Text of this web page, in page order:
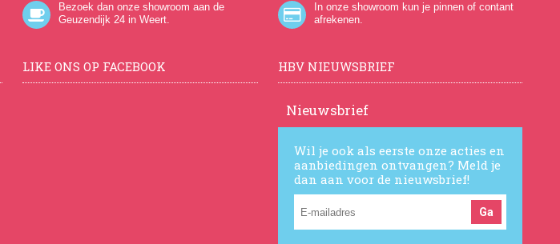
Bezoek dan onze showroom aan de
Geuzendijk 24in Weert.
In onze showroom kun je pinnen of contant
afrekenen.
LIKE ONS OP FACEBOOK HBV NIEUWSBRIEF
Nieuwsbrief
Wil je ook als eerste onze acties en
aanbiedingen ontvangen? Meld je
dan aan voor de nieuwsbrief!
Ga